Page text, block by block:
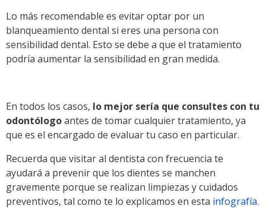
Lo más recomendable es evitar optar por un
blanqueamiento dental si eres una persona con
sensibilidad dental. Esto se debe a que el tratamiento
podría aumentar la sensibilidad en gran medida.
En todos los casos, lo mejor sería que consultes con tu
odontólogoantes de tomar cualquier tratamiento, ya
que es el encargado de evaluar tu caso en particular.
Recuerda que visitar al dentista con frecuencia te
ayudará a prevenir que los dientes se manchen
gravemente porque se realizan limpiezas y cuidados
preventivos, tal como te lo explicamos en esta infografía.